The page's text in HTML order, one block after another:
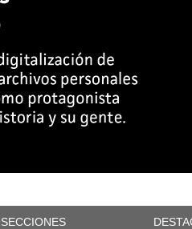
SECCIONES